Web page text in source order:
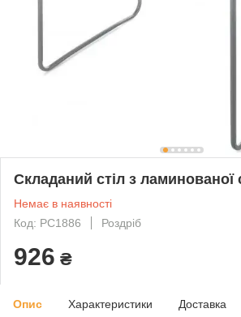
Складаний стіл з ламинованої
Немає в наявності
Код: PC1886
Роздріб
926 ₴
Опис Характеристики Доставка